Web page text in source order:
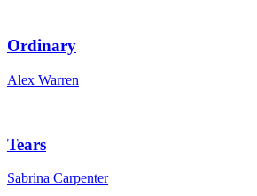
Ordinary
Alex Warren
Tears
Sabrina Carpenter